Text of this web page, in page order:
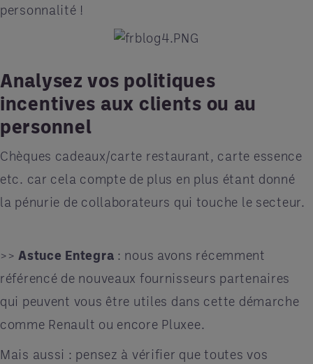
personnalité !
Analysez vos politiques
incentives aux clients ou au
personnel
Chèques cadeaux/carte restaurant, carte essence
etc. car cela compte de plus en plus étant donné
la pénurie de collaborateurs qui touche le secteur.
>> Astuce Entegra : nous avons récemment
référencé de nouveaux fournisseurs partenaires
qui peuvent vous être utiles dans cette démarche
comme Renault ou encore Pluxee.
Mais aussi : pensez à vérifier que toutes vos